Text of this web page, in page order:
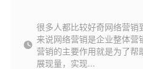
很多人都比较好奇网络营销
来说网络营销是企业整体
营销的主要作用就是为了帮
展现量，实现...